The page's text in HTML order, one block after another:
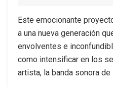
Este emocionante
a una nueva generación
envolventes e
como intensificar en los
artista, la banda sonora